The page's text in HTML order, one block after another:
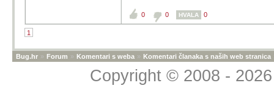
grafički dizanjeri ili
upravo njima
another kaže...
0 0 HVALA 0
1
Bug.hr » Forum » Komentari s weba » Komentari članaka s naših web stranica
Copyright © 2008 -